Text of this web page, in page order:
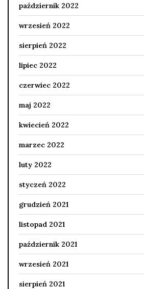
październik 2022
wrzesień 2022
sierpień 2022
lipiec 2022
czerwiec 2022
maj 2022
kwiecień 2022
marzec 2022
luty 2022
styczeń 2022
grudzień 2021
listopad 2021
październik 2021
wrzesień 2021
sierpień 2021